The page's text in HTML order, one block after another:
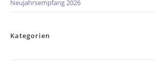
Neujahrsempfang 2026
Kategorien